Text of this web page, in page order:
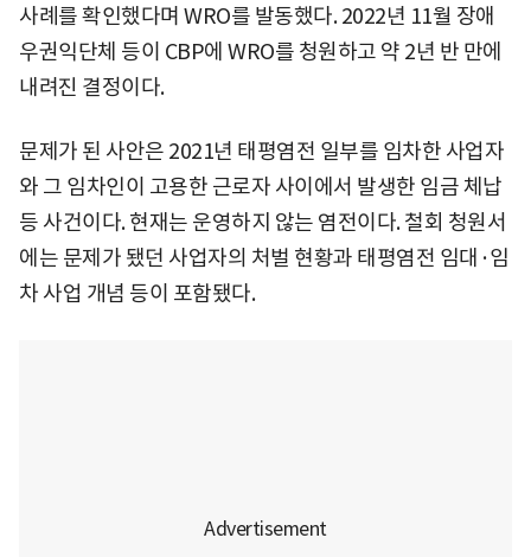
사례를 확인했다며 WRO를 발동했다. 2022년 11월 장애
우권익단체 등이 CBP에 WRO를 청원하고 약 2년 반 만에
내려진 결정이다.
문제가 된 사안은 2021년 태평염전 일부를 임차한 사업자
와 그 임차인이 고용한 근로자 사이에서 발생한 임금 체납
등 사건이다. 현재는 운영하지 않는 염전이다. 철회 청원서
에는 문제가 됐던 사업자의 처벌 현황과 태평염전 임대·임
차 사업 개념 등이 포함됐다.